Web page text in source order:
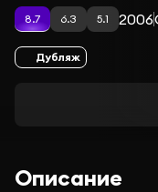
8.7 6.3 5.1 2006
Дубляж
Описание